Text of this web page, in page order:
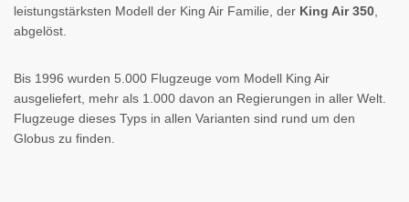
leistungstärksten Modell der King Air Familie, der King Air 350
abgelöst.
Bis 1996 wurden 5.000 Flugzeuge vom Modell King Air
ausgeliefert, mehr als 1.000 davon an Regierungen in aller Welt.
Flugzeuge dieses Typs in allen Varianten sind rund um den
Globus zu finden.